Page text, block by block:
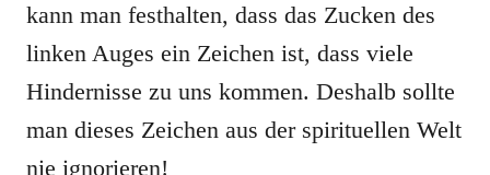
kann man festhalten, dass das Zucken des
linken Auges ein Zeichen ist, dass viele
Hindernisse zu uns kommen. Deshalb sollte
man dieses Zeichen aus der spirituellen Welt
nie ignorieren!